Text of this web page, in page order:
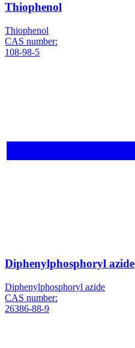
Thiophenol
Thiophenol
CAS number:
108-98-5
Diphenylphosphoryl azide
Diphenylphosphoryl azide
CAS number:
26386-88-9